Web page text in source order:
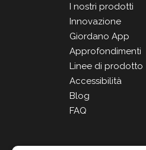
I nostri prodotti
Innovazione
Giordano App
Approfondimenti
Linee di prodotto
Accessibilità
Blog
FAQ